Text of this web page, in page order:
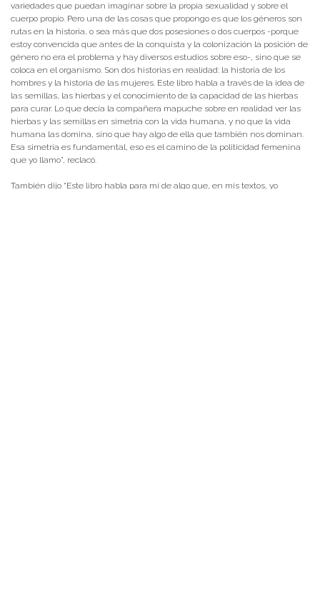
variedades que puedan imaginar sobre la propia sexualidad y sobre el
cuerpo propio. Pero una de las cosas que propongo es que los géneros son
rutas en la historia, o sea más que dos posesiones o dos cuerpos -porque
estoy convencida que antes de la conquista y la colonización la posición de
género no era el problema y hay diversos estudios sobre eso-, sino que se
coloca en el organismo. Son dos historias en realidad: la historia de los
hombres y la historia de las mujeres. Este libro habla a través de la idea de
las semillas, las hierbas y el conocimiento de la capacidad de las hierbas
para curar. Lo que decía la compañera mapuche sobre en realidad ver las
hierbas y las semillas en simetría con la vida humana, y no que la vida
humana las domina, sino que hay algo de ella que también nos dominan.
Esa simetría es fundamental, eso es el camino de la politicidad femenina
que yo llamo”, reclacó.
También dijo “Este libro habla para mí de algo que, en mis textos, yo